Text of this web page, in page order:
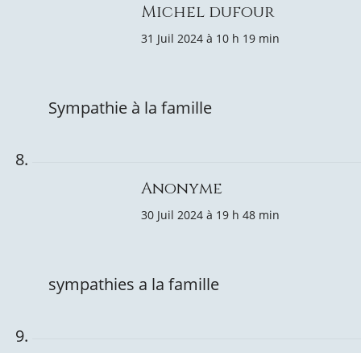
Michel dufour
31 Juil 2024 à 10 h 19 min
Sympathie à la famille
Anonyme
30 Juil 2024 à 19 h 48 min
sympathies a la famille